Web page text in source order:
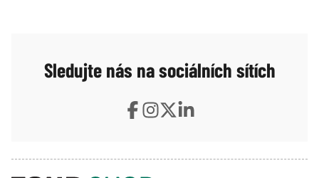
jediný řekl: pravidla platí pro všechny stejně.
Sledujte nás na sociálních sítích